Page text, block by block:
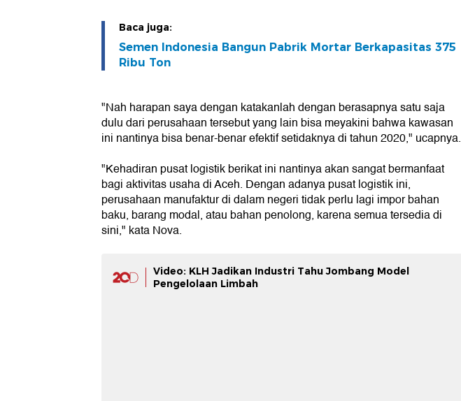
Baca juga:
Semen Indonesia Bangun Pabrik Mortar Berkapasitas 375
Ribu Ton
"Nah harapan saya dengan katakanlah dengan berasapnya satu saja
dulu dari perusahaan tersebut yang lain bisa meyakini bahwa kawasan
ini nantinya bisa benar-benar efektif setidaknya di tahun 2020," ucapnya.
"Kehadiran pusat logistik berikat ini nantinya akan sangat bermanfaat
bagi aktivitas usaha di Aceh. Dengan adanya pusat logistik ini,
perusahaan manufaktur di dalam negeri tidak perlu lagi impor bahan
baku, barang modal, atau bahan penolong, karena semua tersedia di
sini," kata Nova.
Video: KLH Jadikan Industri Tahu Jombang Model
Pengelolaan Limbah